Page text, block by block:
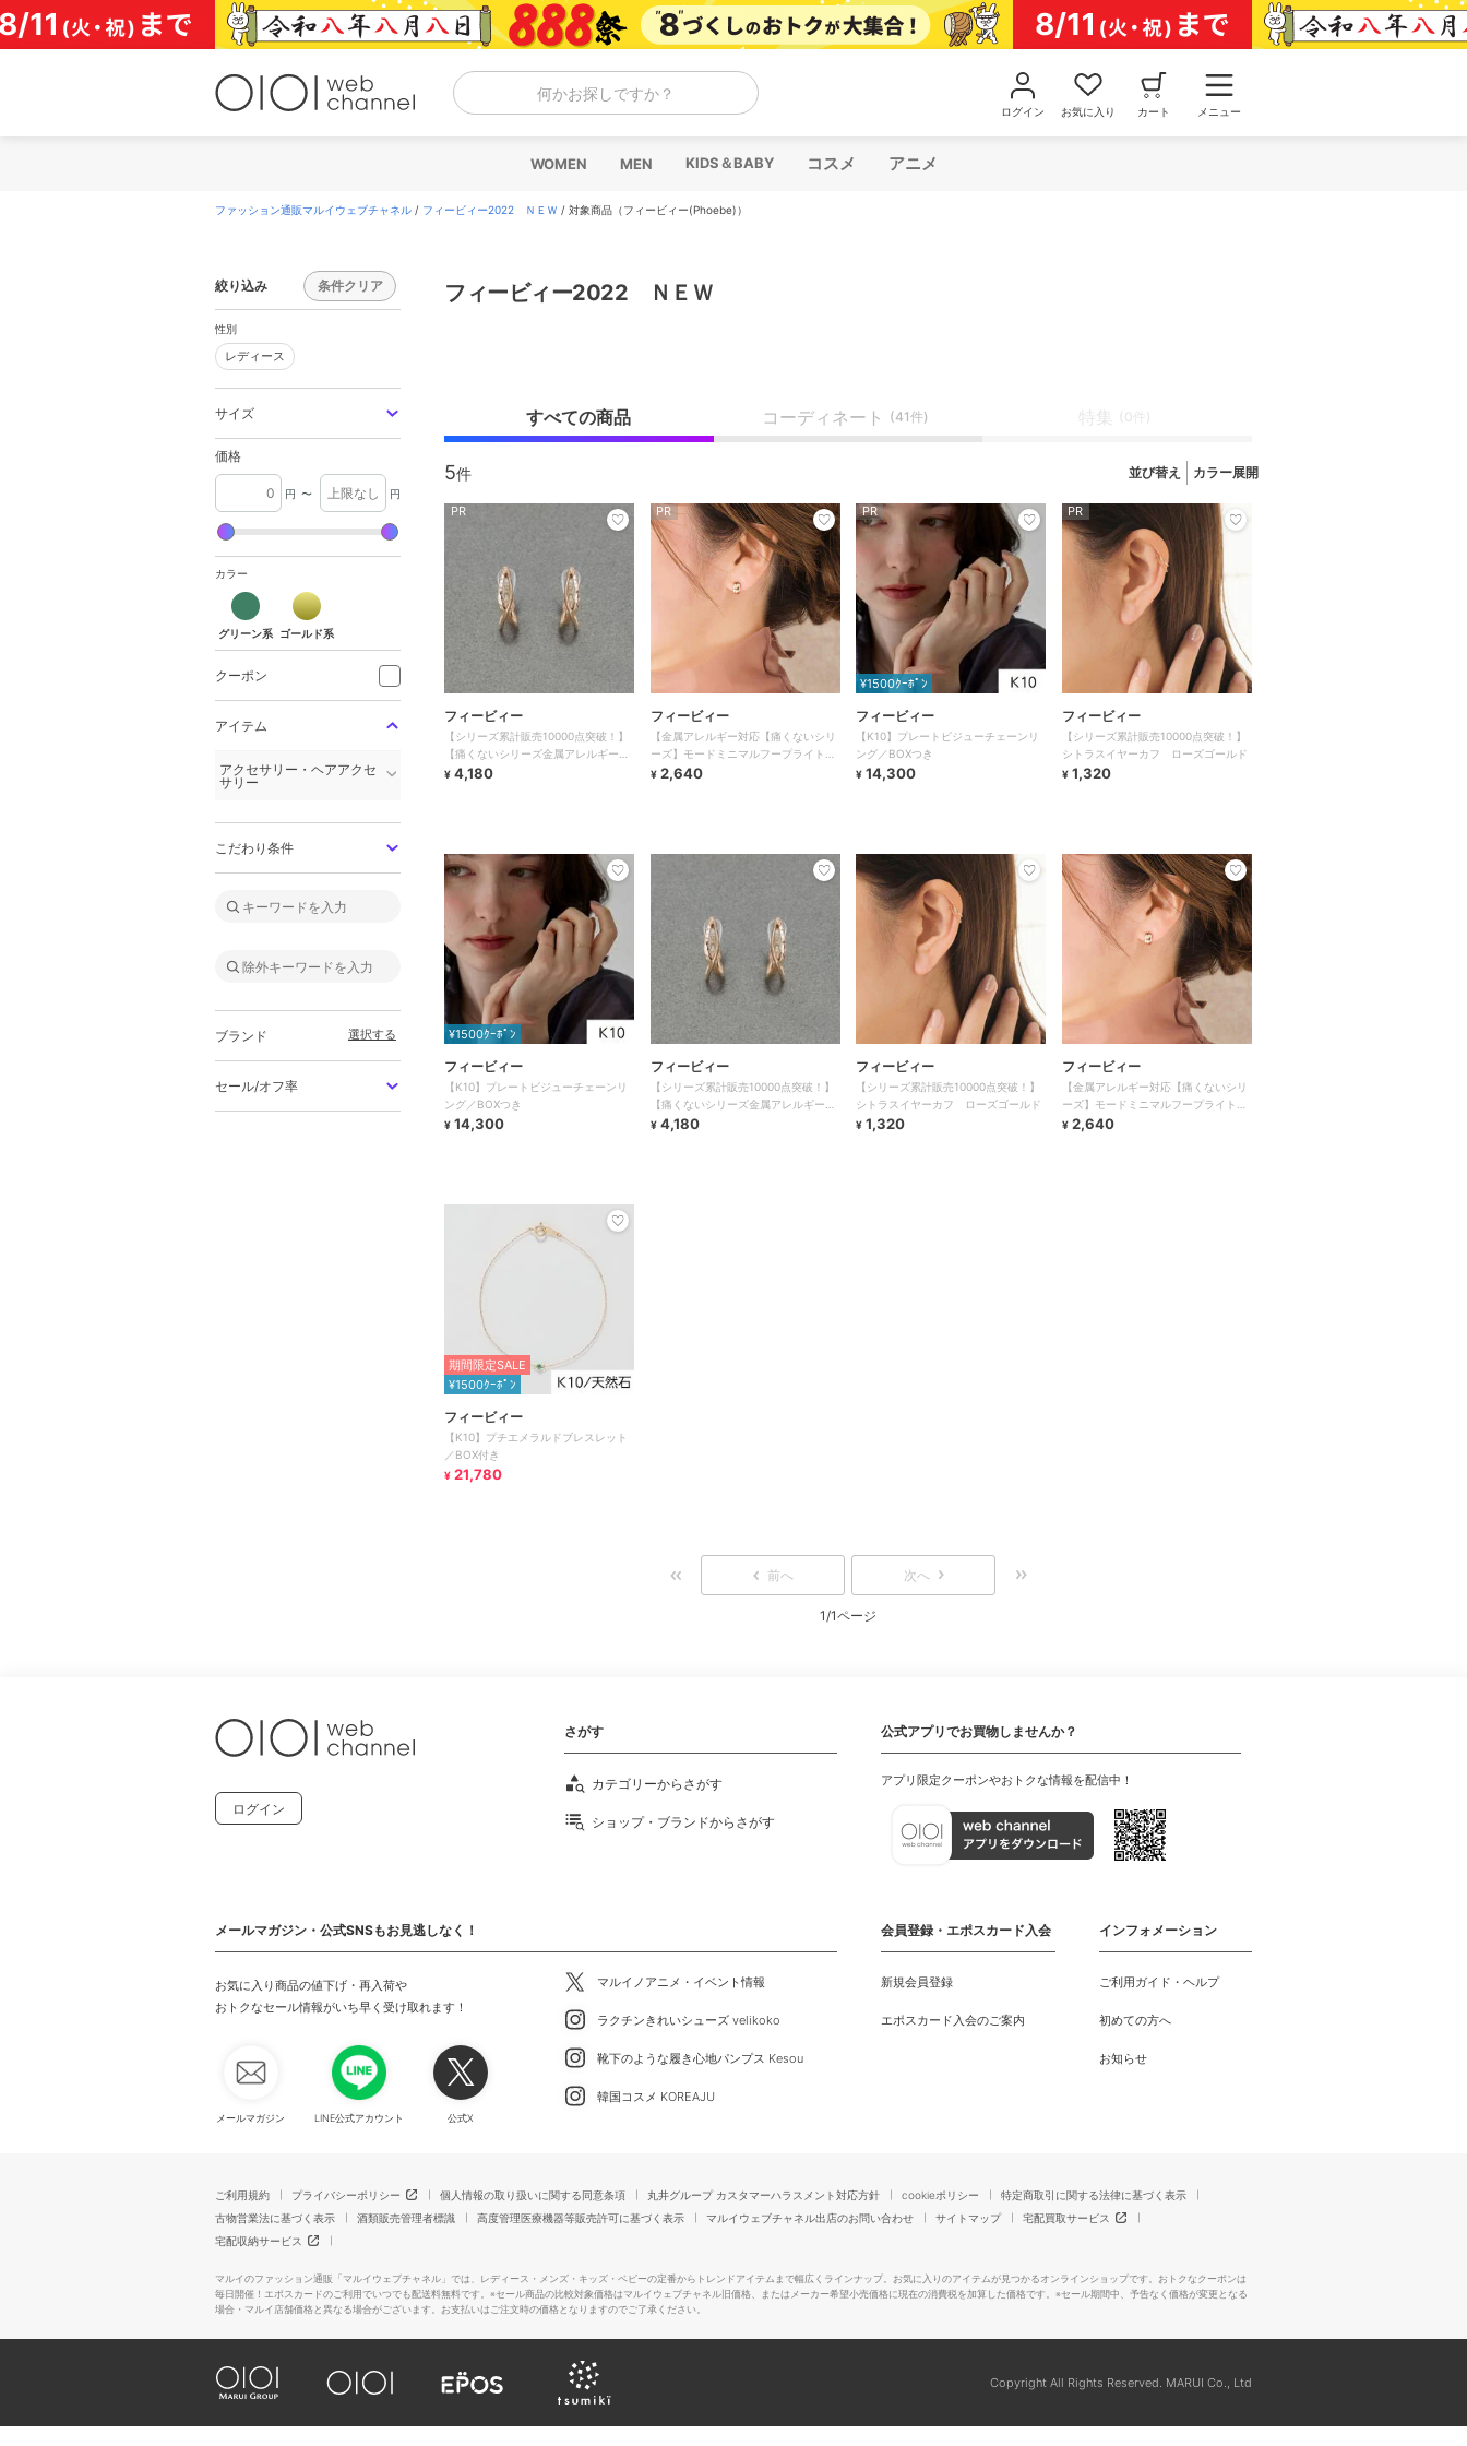
コ
ン
テ
何かお探しですか？
ログイン お気に入り カート メニュー
WOMEN MEN KIDS＆BABY コスメ アニメ
ファッション通販マルイウェブチャネル / フィービィー2022 ＮＥＷ / 対象商品（フィービィー(Phoebe)）
絞り込み 条件クリア
性別
レディース
サイズ
価格
円 〜 円
カラー
グリーン系 ゴールド系
クーポン
アイテム
アクセサリー・ヘアアクセ
サリー
こだわり条件
ブランド 選択する
セール/オフ率
フィービィー2022 ＮＥＷ
すべての商品 コーディネート (41件) 特集 (0件)
5 並び替え カラー展開
PR
フィービィー
【シリーズ累計販売10000点突破！】
【痛くないシリーズ金属アレルギー対
応】ループフィットイヤリング
¥ 4,180
PR
フィービィー
【金属アレルギー対応【痛くないシリ
ーズ】モードミニマルフープライトフ
ィットイヤリング ローズゴールド
¥ 2,640
PR
¥1500ｸｰﾎﾟﾝ
フィービィー
【K10】プレートビジューチェーンリ
ング／BOXつき
¥ 14,300
PR
フィービィー
【シリーズ累計販売10000点突破！】
シトラスイヤーカフ ローズゴールド
¥ 1,320
¥1500ｸｰﾎﾟﾝ
フィービィー
【K10】プレートビジューチェーンリ
ング／BOXつき
¥ 14,300
フィービィー
【シリーズ累計販売10000点突破！】
【痛くないシリーズ金属アレルギー対
応】ループフィットイヤリング
¥ 4,180
フィービィー
【シリーズ累計販売10000点突破！】
シトラスイヤーカフ ローズゴールド
¥ 1,320
フィービィー
【金属アレルギー対応【痛くないシリ
ーズ】モードミニマルフープライトフ
ィットイヤリング ローズゴールド
¥ 2,640
期間限定SALE
¥1500ｸｰﾎﾟﾝ
フィービィー
【K10】プチエメラルドブレスレット
／BOX付き
¥ 21,780
前へ 次へ
1/1ページ
ログイン
さがす
カテゴリーからさがす
ショップ・ブランドからさがす
公式アプリでお買物しませんか？
アプリ限定クーポンやおトクな情報を配信中！
メールマガジン・公式SNSもお見逃しなく！
お気に入り商品の値下げ・再入荷や
おトクなセール情報がいち早く受け取れます！
メールマガジン LINE公式アカウント 公式X
マルイノアニメ・イベント情報
ラクチンきれいシューズ velikoko
靴下のような履き心地パンプス Kesou
韓国コスメ KOREAJU
会員登録・エポスカード入会
新規会員登録
エポスカード入会のご案内
インフォメーション
ご利用ガイド・ヘルプ
初めての方へ
お知らせ
ご利用規約 プライバシーポリシー 個人情報の取り扱いに関する同意条項 丸井グループ カスタマーハラスメント対応方針 cookieポリシー
特定商取引に関する法律に基づく表示
古物営業法に基づく表示
酒類販売管理者標識 高度管理医療機器等販売許可に基づく表示 マルイウェブチャネル出店のお問い合わせ サイトマップ
宅配買取サービス
宅配収納サービス
マルイのファッション通販「マルイウェブチャネル」では、レディース・メンズ・キッズ・ベビーの定番からトレンドアイテムまで幅広くラインナップ。お気に入りのアイテムが見つかるオンラインショップです。おトクなクーポンは
毎日開催！エポスカードのご利用でいつでも配送料無料です。 ※セール商品の比較対象価格はマルイウェブチャネル旧価格、またはメーカー希望小売価格に現在の消費税を加算した価格です。※セール期間中、予告なく価格が変更となる
場合・マルイ店舗価格と異なる場合がございます。お支払いはご注文時の価格となりますのでご了承ください。
Copyright All Rights Reserved. MARUI Co., Ltd